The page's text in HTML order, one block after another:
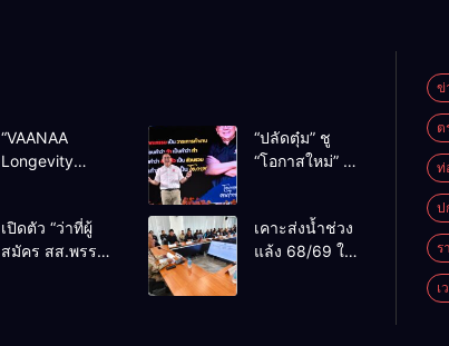
“VAANAA
Longevity
เอนต์ใหญ่สุดใน
อาเซียน
“ปลัดตุ๋ม” ชู
“โอกาสใหม่” นำ
ไม่ใช่เล่น
การเมือง
เปิดตัว “ว่าที่ผู้
สมัคร สส.พรรค
เคาะส่งน้ำช่วง
แล้ง 68/69 ใช้
ข่
ต
ท่
ป
ร
เ